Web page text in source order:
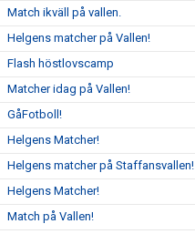
Match ikväll på vallen.
Helgens matcher på Vallen!
Flash höstlovscamp
Matcher idag på Vallen!
GåFotboll!
Helgens Matcher!
Helgens matcher på Staffansvallen!
Helgens Matcher!
Match på Vallen!